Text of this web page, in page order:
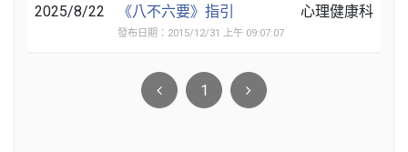
2025/8/22
《八不六要》指引
發布日期：2015/12/31 上午 09:07:07
心理健康科
1